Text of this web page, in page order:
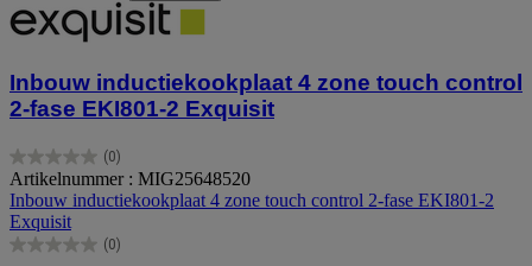
Inbouw inductiekookplaat 4 zone touch control
2-fase EKI801-2 Exquisit
(0)
0.0
van
de
5
sterren.
Artikelnummer : MIG25648520
Inbouw inductiekookplaat 4 zone touch control 2-fase EKI801-2
Exquisit
(0)
0.0